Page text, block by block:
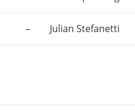
– Julian Stefanetti